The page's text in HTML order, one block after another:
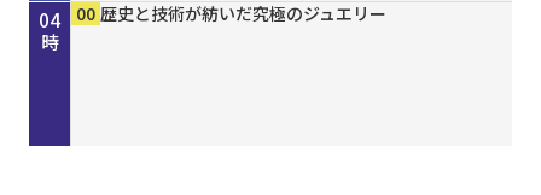
22
時
23
時
00
時
01
時
02
時
03
時
04
時
00 きしわだネイチャー探訪 ＃１６８
30 地車かわら版
00 Ｄａｙ Ｔｒｉｐｐｅｒ ＃７９
15 歴史街道 ＃４４８ 丹波と京を結んだ“川の街
30 ＧＯ！ＧＯ！関ガールＮＥＸＴ
45 オリックス・バファローズが好きやねん！８／８
50 しまねＦｕｔｕｒｅ２０３０
00 ホトケ女史のぶらりまいり 「郡山八幡神社」編
15 歴史街道 ＃４４８ 丹波と京を結んだ“川の街
30 地車かわら版
00 誰でも簡単にオシャレネイル HOMEI
00 歴史と技術が紡いだ究極のジュエリー
00 歴史と技術が紡いだ究極のジュエリー
00 歴史と技術が紡いだ究極のジュエリー